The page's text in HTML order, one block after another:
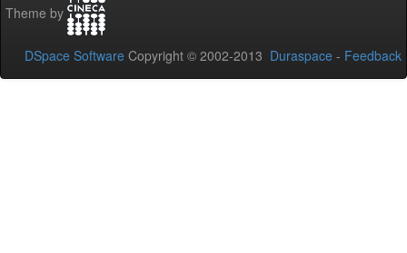
Theme by
DSpace Software Copyright © 2002-2013 Duraspace - Feedback